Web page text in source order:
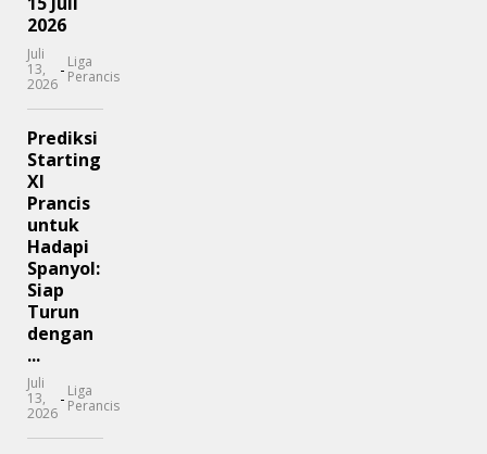
2026
Juli
13,
2026
- Liga
Perancis
Prediksi
Starting
XI
Prancis
untuk
Hadapi
Spanyol:
Siap
Turun
dengan
...
Juli
13,
2026
- Liga
Perancis